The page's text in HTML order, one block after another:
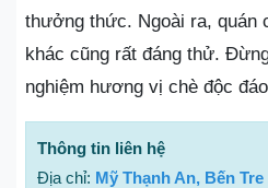
thưởng thức. Ngoài ra, quán
khác cũng rất đáng thử.
nghiệm hương vị chè độc
Thông tin liên hệ
Địa chỉ: Mỹ Thạnh An, Bến Tre